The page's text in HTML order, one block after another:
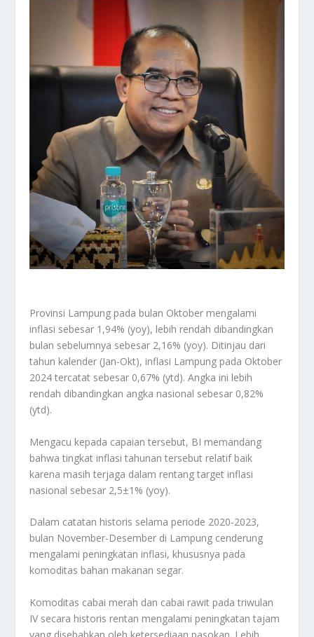
Provinsi Lampung pada bulan Oktober mengalami
inflasi sebesar 1,94% (yoy), lebih rendah dibandingkan
bulan sebelumnya sebesar 2,16% (yoy). Ditinjau dari
tahun kalender (Jan-Okt), inflasi Lampung pada Oktober
2024 tercatat sebesar 0,67% (ytd). Angka ini lebih
rendah dibandingkan angka nasional sebesar 0,82%
(ytd).
Mengacu kepada capaian tersebut, BI memandang
bahwa tingkat inflasi tahunan tersebut relatif baik
karena masih terjaga dalam rentang target inflasi
nasional sebesar 2,5±1% (yoy).
Dalam catatan historis selama periode 2020-2023,
bulan November-Desember di Lampung cenderung
mengalami peningkatan inflasi, khususnya pada
komoditas bahan makanan segar.
Komoditas cabai merah dan cabai rawit pada triwulan
IV secara historis rentan mengalami peningkatan tajam
yang disebabkan oleh ketersediaan pasokan. Lebih